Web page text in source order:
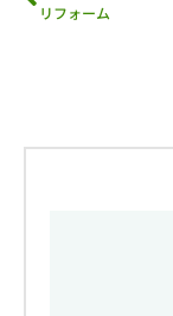
リフォーム